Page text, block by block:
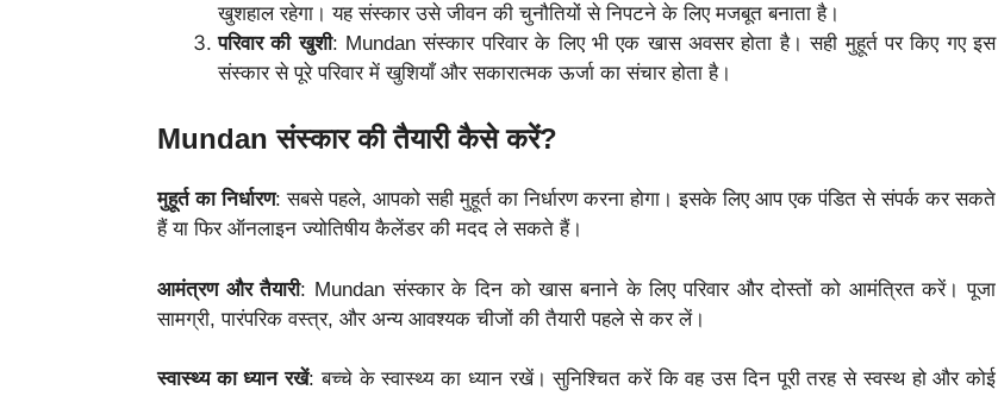
खुशहाल रहेगा। यह संस्कार उसे जीवन की चुनौतियों से निपटने के लिए मजबूत बनाता है।
परिवार की खुशी: Mundan संस्कार परिवार के लिए भी एक खास अवसर होता है। सही मुहूर्त पर किए गए इस
संस्कार से पूरे परिवार में खुशियाँ और सकारात्मक ऊर्जा का संचार होता है।
Mundan संस्कार की तैयारी कैसे करें?
मुहूर्त का निर्धारण: सबसे पहले, आपको सही मुहूर्त का निर्धारण करना होगा। इसके लिए आप एक पंडित से संपर्क कर सकते
हैं या फिर ऑनलाइन ज्योतिषीय कैलेंडर की मदद ले सकते हैं।
आमंत्रण और तैयारी: Mundan संस्कार के दिन को खास बनाने के लिए परिवार और दोस्तों को आमंत्रित करें। पूजा
सामग्री, पारंपरिक वस्त्र, और अन्य आवश्यक चीजों की तैयारी पहले से कर लें।
स्वास्थ्य का ध्यान रखें: बच्चे के स्वास्थ्य का ध्यान रखें। सुनिश्चित करें कि वह उस दिन पूरी तरह से स्वस्थ हो और कोई